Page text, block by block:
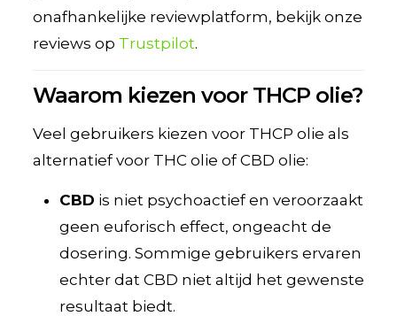
onafhankelijke reviewplatform, bekijk onze
reviews op Trustpilot.
Waarom kiezen voor THCP olie?
Veel gebruikers kiezen voor THCP olie als
alternatief voor THC olie of CBD olie:
CBD is niet psychoactief en veroorzaakt
geen euforisch effect, ongeacht de
dosering. Sommige gebruikers ervaren
echter dat CBD niet altijd het gewenste
resultaat biedt.